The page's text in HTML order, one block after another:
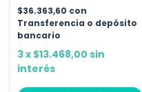
$36.363,60 con
Transferencia o depósito
bancario
3x $13.468,00 sin
interés